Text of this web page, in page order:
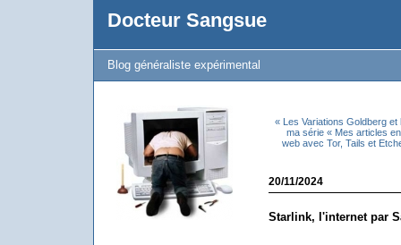
Docteur Sangsue
Blog généraliste expérimental
« Les Variations Goldberg
ma série « Mes articles
web avec Tor, Tails et
20/11/2024
Starlink, l'internet par